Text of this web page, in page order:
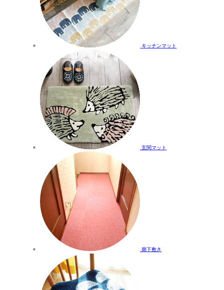
キッチンマット
玄関マット
廊下敷き